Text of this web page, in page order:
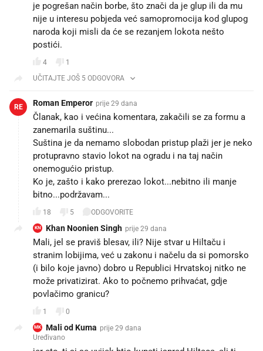
je pogrešan način borbe, što znači da je glup ili da mu
nije u interesu pobjeda već samopromocija kod glupog
naroda koji misli da će se rezanjem lokota nešto
postići.
4
1
UČITAJTE JOŠ 5 ODGOVORA
RE Roman Emperor prije 29 dana
Članak, kao i većina komentara, zakačili se za formu a
zanemarila suštinu...
Suština je da nemamo slobodan pristup plaži jer je neko
protupravno stavio lokot na ogradu i na taj način
onemogućio pristup.
Ko je, zašto i kako prerezao lokot...nebitno ili manje
bitno...podržavam...
18 5 ODGOVORITE
KN Khan Noonien Singh prije 29 dana
Mali, jel se praviš blesav, ili? Nije stvar u Hiltaču i
stranim lobijima, već u zakonu i načelu da si pomorsko
(i bilo koje javno) dobro u Republici Hrvatskoj nitko ne
može privatizirat. Ako to počnemo prihvaćat, gdje
povlačimo granicu?
1 0
MK Mali od Kuma prije 29 dana
Uređivano